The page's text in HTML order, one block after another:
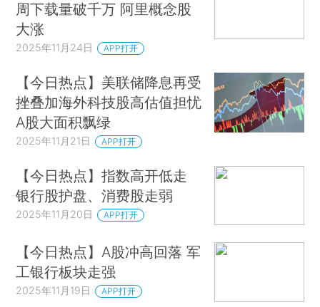
周下载量破千万 阿里概念股
大涨
2025年11月24日 APP打开
【今日热点】美联储降息再受
挫叠加海外科技股高估值担忧
A股大面积飘绿
2025年11月21日 APP打开
【今日热点】指数高开低走
银行股护盘、消费股走弱
2025年11月20日 APP打开
【今日热点】A股冲高回落 军
工银行板块走强
2025年11月19日 APP打开